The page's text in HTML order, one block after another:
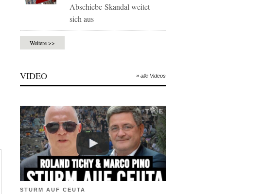
Abschiebe-Skandal weitet
sich aus
Weitere >>
VIDEO » alle Videos
STURM AUF CEUTA